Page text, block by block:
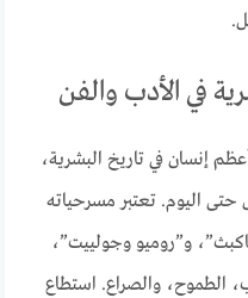
في الأدب والفن
إنسان في تاريخ البشرية،
حتى اليوم. تعتبر مسرحياته
و”روميو وجولييت”،
الطموح، والصراع. استطاع